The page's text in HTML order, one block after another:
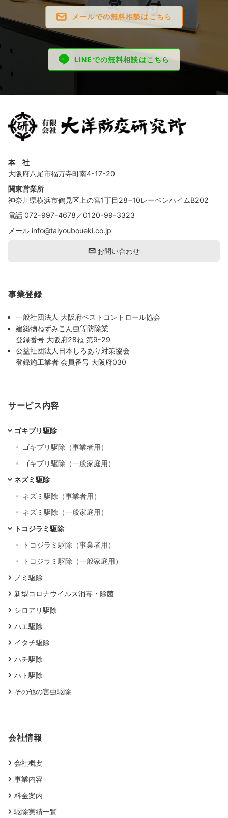
メールでの無料相談はこちら
LINEでの無料相談はこちら
本 社
大阪府八尾市福万寺町南4-17-20
関東営業所
神奈川県横浜市鶴見区上の宮1丁目28−10レーベンハイムB202
電話 072-997-4678 ／0120-99-3323
メール info@taiyouboueki.co.jp
お問い合わせ
事業登録
一般社団法人 大阪府ペストコントロール協会
建築物ねずみこん虫等防除業
登録番号 大阪府28ね 第9-29
公益社団法人日本しろあり対策協会
登録施工業者 会員番号 大阪府030
サービス内容
ゴキブリ駆除
ゴキブリ駆除（事業者用）
ゴキブリ駆除（一般家庭用）
ネズミ駆除
ネズミ駆除（事業者用）
ネズミ駆除（一般家庭用）
トコジラミ駆除
トコジラミ駆除（事業者用）
トコジラミ駆除（一般家庭用）
ノミ駆除
新型コロナウイルス消毒・除菌
シロアリ駆除
ハエ駆除
イタチ駆除
ハチ駆除
ハト駆除
その他の害虫駆除
会社情報
会社概要
事業内容
料金案内
駆除実績一覧